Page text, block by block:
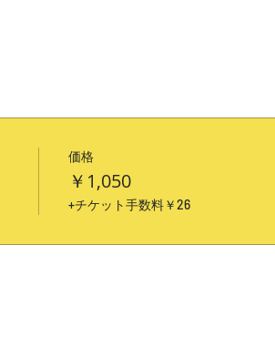
価格
￥1,050
+チケット手数料￥26